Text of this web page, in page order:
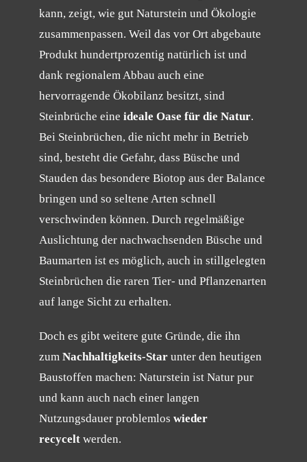
kann, zeigt, wie gut Naturstein und Ökologie
zusammenpassen. Weil das vor Ort abgebaute
Produkt hundertprozentig natürlich ist und
dank regionalem Abbau auch eine
hervorragende Ökobilanz besitzt, sind
Steinbrüche eineideale Oase für die Natur.
Bei Steinbrüchen, die nicht mehr in Betrieb
sind, besteht die Gefahr, dass Büsche und
Stauden das besondere Biotop aus der Balance
bringen und so seltene Arten schnell
verschwinden können. Durch regelmäßige
Auslichtung der nachwachsenden Büsche und
Baumarten ist es möglich, auch in stillgelegten
Steinbrüchen die raren Tier- und Pflanzenarten
auf lange Sicht zu erhalten.
Doch es gibt weitere gute Gründe, die ihn
zumNachhaltigkeits-Star unter den heutigen
Baustoffen machen: Naturstein ist Natur pur
und kann auch nach einer langen
Nutzungsdauer problemloswieder
recycelt werden.